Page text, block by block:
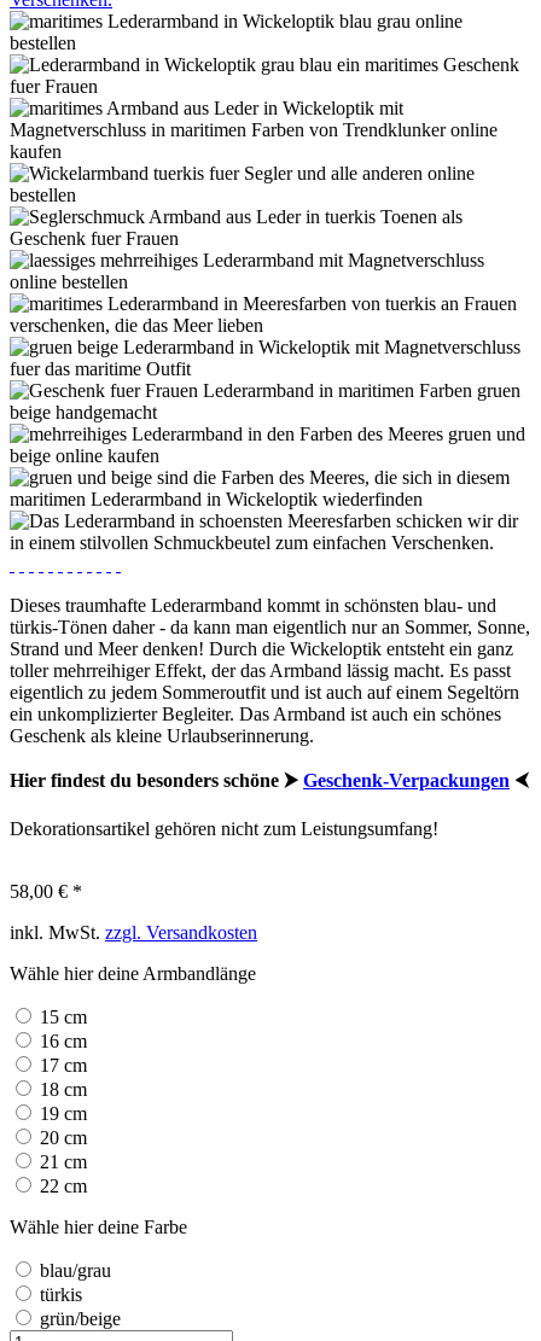
Dieses traumhafte Lederarmband kommt in schönsten blau- und
türkis-Tönen daher - da kann man eigentlich nur an Sommer, Sonne,
Strand und Meer denken! Durch die Wickeloptik entsteht ein ganz
toller mehrreihiger Effekt, der das Armband lässig macht. Es passt
eigentlich zu jedem Sommeroutfit und ist auch auf einem Segeltörn
ein unkomplizierter Begleiter. Das Armband ist auch ein schönes
Geschenk als kleine Urlaubserinnerung.
Hier findest du besonders schöne ⮞ Geschenk-Verpackungen ⮜
Dekorationsartikel gehören nicht zum Leistungsumfang!
58,00 € *
inkl. MwSt. zzgl. Versandkosten
Wähle hier deine Armbandlänge
15 cm
16 cm
17 cm
18 cm
19 cm
20 cm
21 cm
22 cm
Wähle hier deine Farbe
blau/grau
türkis
grün/beige